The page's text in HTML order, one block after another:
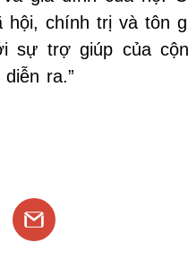
hội, chính trị và tôn
sự trợ giúp của
ra.”